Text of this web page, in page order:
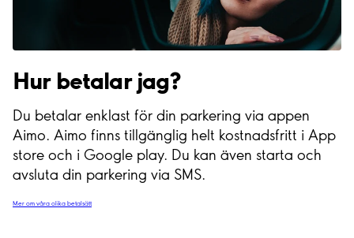
Hur betalar jag?
Du betalar enklast för din parkering via appen
Aimo. Aimo finns tillgänglig helt kostnadsfritt i App
store och i Google play. Du kan även starta och
avsluta din parkering via SMS.
Mer om våra olika betalsätt